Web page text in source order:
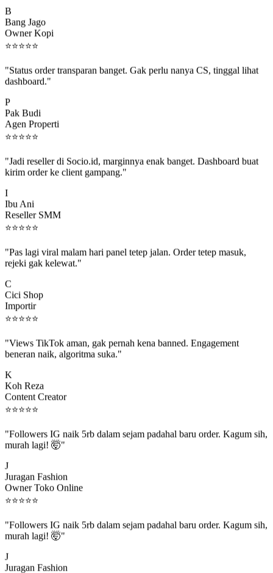
Bang Jago
Owner Kopi
⭐⭐⭐⭐⭐
dashboard."
Pak Budi
Agen Properti
⭐⭐⭐⭐⭐
kirim order ke client gampang."
Ibu Ani
Reseller SMM
⭐⭐⭐⭐⭐
rejeki gak kelewat."
Cici Shop
Importir
⭐⭐⭐⭐⭐
beneran naik, algoritma suka."
Koh Reza
Content Creator
⭐⭐⭐⭐⭐
murah lagi! 🤯"
Juragan Fashion
Owner Toko Online
⭐⭐⭐⭐⭐
murah lagi! 🤯"
Juragan Fashion
Owner Toko Online